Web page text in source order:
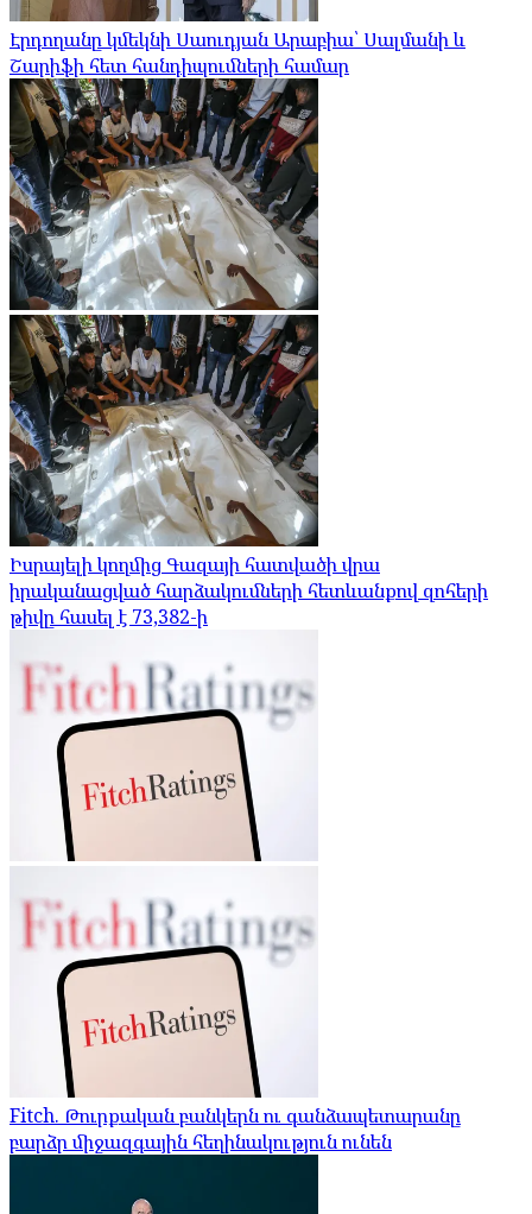
Էրդողանը կմեկնի Սաուդյան Արաբիա՝ Սալմանի և
Շարիֆի հետ հանդիպումների համար
Իսրայելի կողմից Գազայի հատվածի վրա
իրականացված հարձակումների հետևանքով զոհերի
թիվը հասել է 73,382-ի
Fitch. Թուրքական բանկերն ու գանձապետարանը
բարձր միջազգային հեղինակություն ունեն